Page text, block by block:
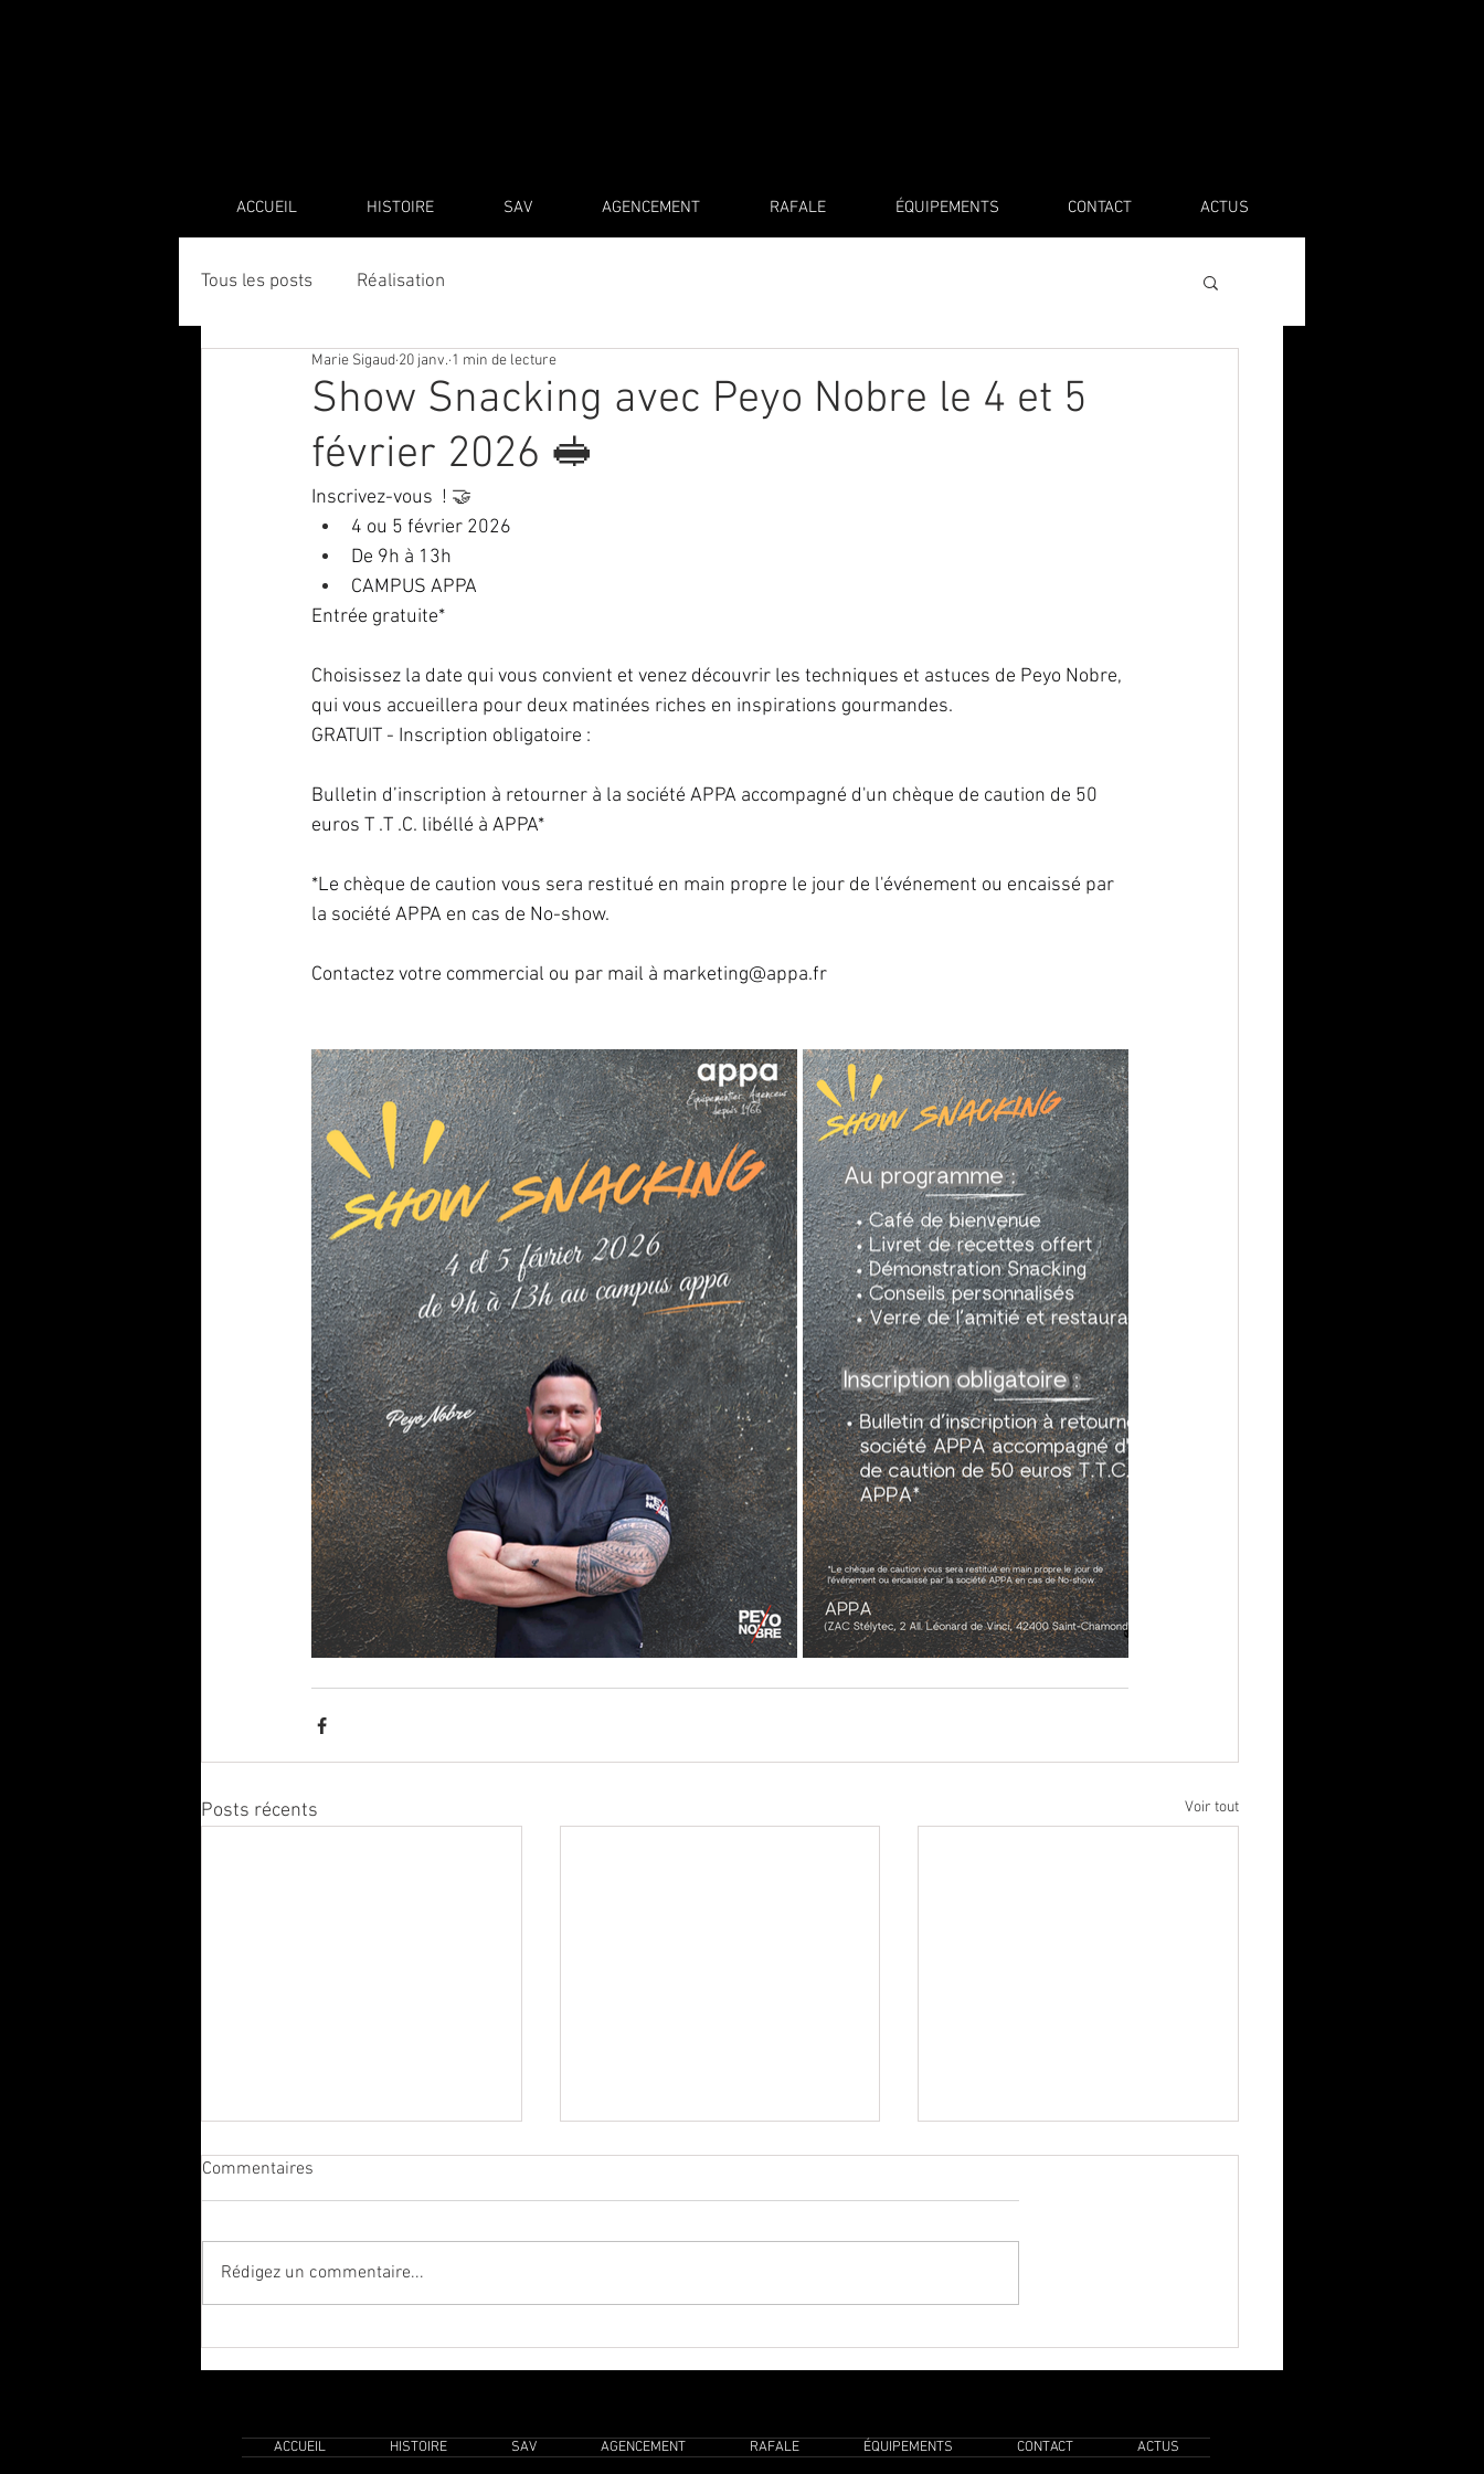
ACCUEIL HISTOIRE SAV AGENCEMENT RAFALE ÉQUIPEMENTS CONTACT ACTUS
Tous les posts Réalisation
Show Snacking avec Peyo Nobre le 4 et 5
février 2026 🥪
Marie Sigaud 20 janv. 1 min de lecture
Inscrivez-vous  ! 🤝
4 ou 5 février 2026
De 9h à 13h
CAMPUS APPA
Entrée gratuite*
Choisissez la date qui vous convient et venez découvrir les techniques et astuces de Peyo Nobre,
qui vous accueillera pour deux matinées riches en inspirations gourmandes.
GRATUIT - Inscription obligatoire :
Bulletin d’inscription à retourner à la société APPA accompagné d'un chèque de caution de 50
euros T .T .C. libéllé à APPA*
*Le chèque de caution vous sera restitué en main propre le jour de l'événement ou encaissé par
la société APPA en cas de No-show.
Contactez votre commercial ou par mail à marketing@appa.fr
Posts récents Voir tout
Commentaires
Rédigez un commentaire...
ACCUEIL HISTOIRE SAV AGENCEMENT RAFALE ÉQUIPEMENTS CONTACT ACTUS